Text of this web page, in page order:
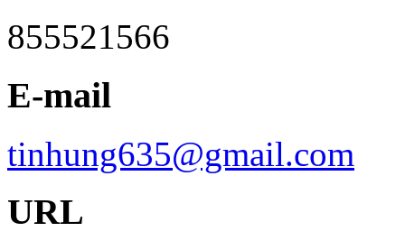
855521566
E-mail
tinhung635@gmail.com
URL